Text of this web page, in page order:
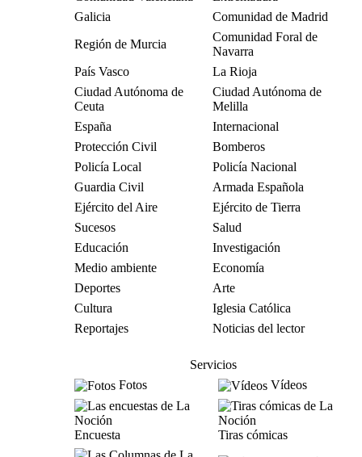
Galicia
Comunidad de Madrid
Región de Murcia
Comunidad Foral de
Navarra
País Vasco
La Rioja
Ciudad Autónoma de
Ceuta
Ciudad Autónoma de
Melilla
España
Internacional
Protección Civil
Bomberos
Policía Local
Policía Nacional
Guardia Civil
Armada Española
Ejército del Aire
Ejército de Tierra
Sucesos
Salud
Educación
Investigación
Medio ambiente
Economía
Deportes
Arte
Cultura
Iglesia Católica
Reportajes
Noticias del lector
Servicios
Fotos
Vídeos
Encuesta Tiras cómicas